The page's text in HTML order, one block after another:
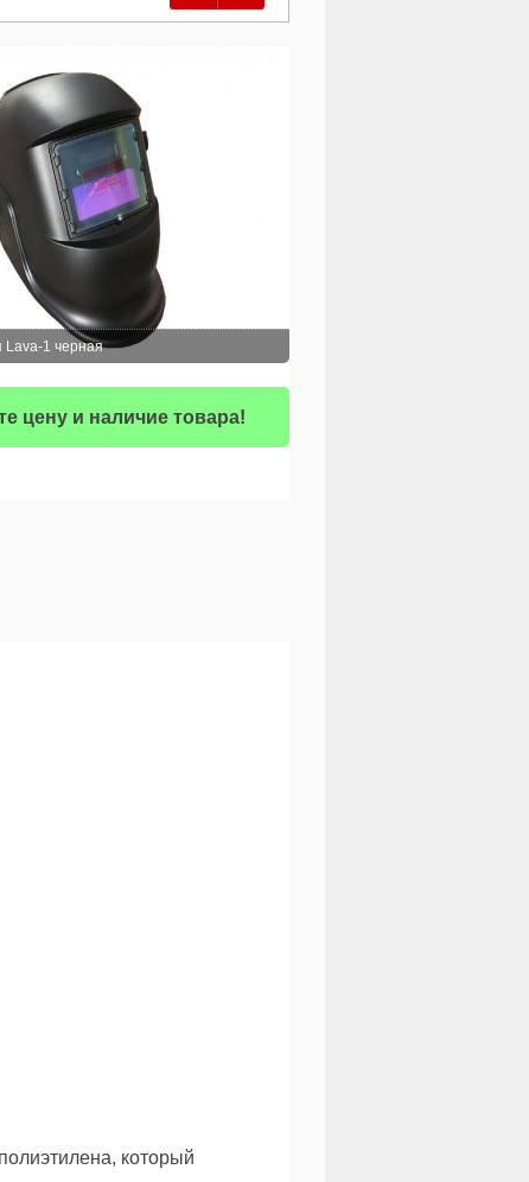
Предыдущий
Следующий
Lava-1 черная
цену и наличие товара!
который